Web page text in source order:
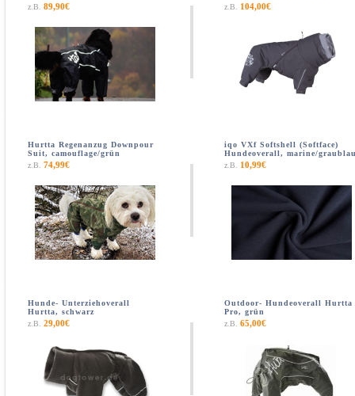
z.B. 89,90€
z.B.
104,00€
Hurtta Regenanzug Downpour
Suit, camouflage/grün
z.B. 74,99€
iqo VXf Softshell (Softface)
Hundeoverall, marine/
z.B.
10,99€
Hunde- Unterziehoverall
Hurtta, schwarz
z.B. 29,00€
Outdoor- Hundeoverall Hurtta
Pro, grün
z.B. 65,00€